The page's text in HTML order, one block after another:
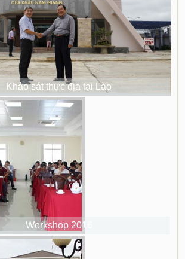
Khảo sát thực địa tại Lào
Workshop 2016